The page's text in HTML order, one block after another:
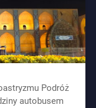
Podróż
autobusem